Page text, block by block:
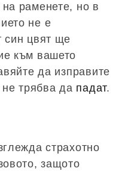
раменете, но в
не е
син цвят ще
към вашето
да изправите
трябва да падат.
страхотно
защото